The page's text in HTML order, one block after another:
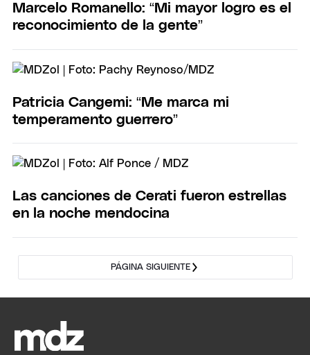
Marcelo Romanello: “Mi mayor logro es el
reconocimiento de la gente”
Patricia Cangemi: “Me marca mi
temperamento guerrero”
Las canciones de Cerati fueron estrellas
en la noche mendocina
PÁGINA SIGUIENTE